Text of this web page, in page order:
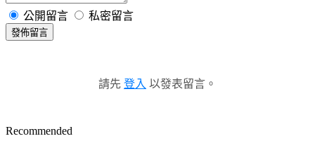
公開留言 私密留言
發佈留言
請先 登入 以發表留言。
Recommended